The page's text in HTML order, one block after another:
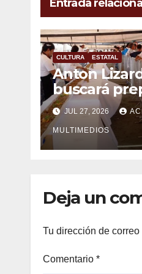
Entrada
CULTURA ESTATAL
Anton
buscará
minilla más
del mundo
JUL 27, 2026
MULTIMEDIOS
Deja un
Tu dirección de
Comentario *